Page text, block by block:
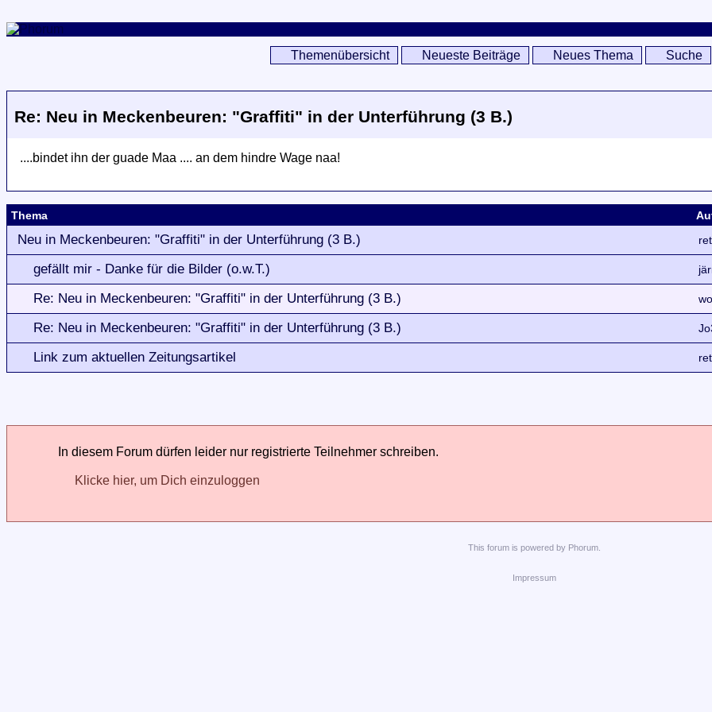
Themenübersicht Neueste Beiträge Neues Thema Suche
Re: Neu in Meckenbeuren: "Graffiti" in der Unterführung (3 B.)
....bindet ihn der guade Maa .... an dem hindre Wage naa!
Thema
Neu in Meckenbeuren: "Graffiti" in der Unterführung (3 B.)
gefällt mir - Danke für die Bilder (o.w.T.)
Re: Neu in Meckenbeuren: "Graffiti" in der Unterführung (3 B.)
Re: Neu in Meckenbeuren: "Graffiti" in der Unterführung (3 B.)
Link zum aktuellen Zeitungsartikel
In diesem Forum dürfen leider nur registrierte Teilnehmer schreiben.
Klicke hier, um Dich einzuloggen
This forumis powered by Phorum.
Impressum